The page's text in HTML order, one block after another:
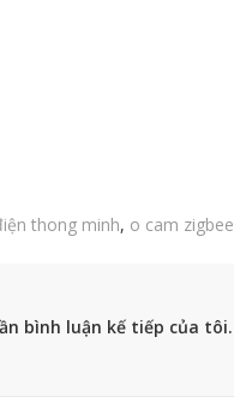
thong minh, o cam zigbee
bình luận kế tiếp của tôi.